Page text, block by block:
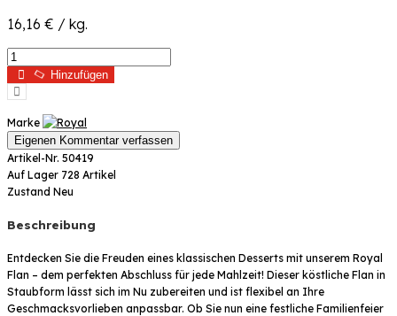
16,16 € / kg.
Hinzufügen
Marke
Eigenen Kommentar verfassen
Artikel-Nr. 50419
Auf Lager 728 Artikel
Zustand Neu
Beschreibung
Entdecken Sie die Freuden eines klassischen Desserts mit unserem Royal
Flan – dem perfekten Abschluss für jede Mahlzeit! Dieser köstliche Flan in
Staubform lässt sich im Nu zubereiten und ist flexibel an Ihre
Geschmacksvorlieben anpassbar. Ob Sie nun eine festliche Familienfeier